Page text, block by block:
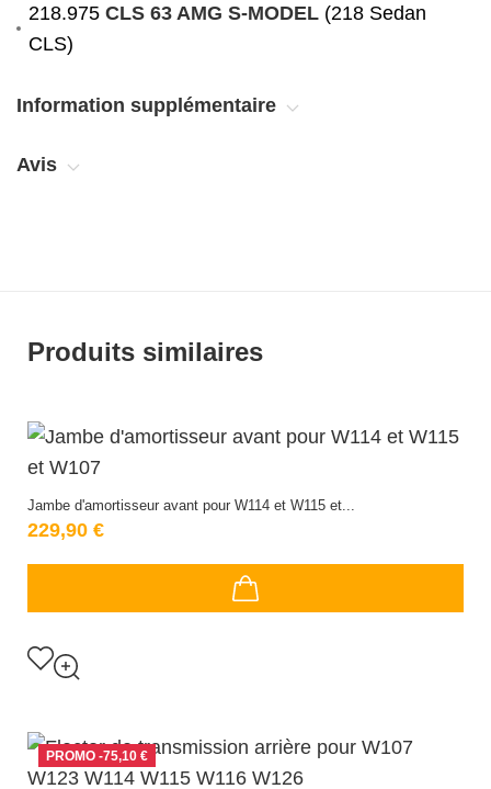
218.975 CLS 63 AMG S-MODEL (218 Sedan
CLS)
Information supplémentaire
Avis
Produits similaires
Jambe d'amortisseur avant pour W114 et W115 et...
229,90 €
PROMO -75,10 €